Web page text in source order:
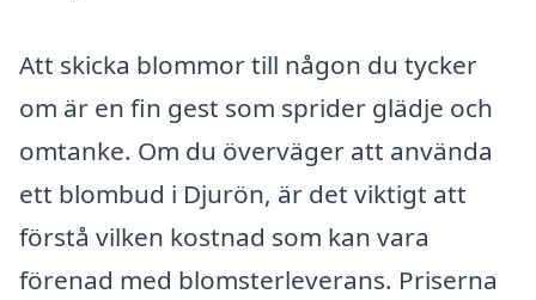
Att skicka blommor till någon du tycker
om är en fin gest som sprider glädje och
omtanke. Om du överväger att använda
ett blombud i Djurön, är det viktigt att
förstå vilken kostnad som kan vara
förenad med blomsterleverans. Priserna